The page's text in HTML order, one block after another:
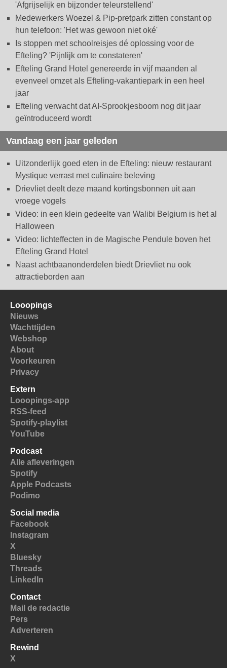
'Afgrijselijk en bijzonder teleurstellend'
Medewerkers Woezel & Pip-pretpark zitten constant op
hun telefoon: 'Het was gewoon niet oké'
Is stoppen met schoolreisjes dé oplossing voor de
Efteling? 'Pijnlijk om te constateren'
Efteling Grand Hotel genereerde in vijf maanden al
evenveel omzet als Efteling-vakantiepark in een heel
jaar
Efteling verwacht dat AI-Sprookjesboom nog dit jaar
geïntroduceerd wordt
Vandaag een jaar geleden
Uitzonderlijk goed eten in de Efteling: nieuw restaurant
Mystique verrast met culinaire beleving
Drievliet deelt deze maand kortingsbonnen uit aan
vroege vogels
Video: in een klein gedeelte van Walibi Belgium is het al
Halloween
Video: lichteffecten in de Magische Pendule boven het
Efteling Grand Hotel
Naast achtbaanonderdelen biedt Drievliet nu ook
attractieborden aan
Looopings
Nieuws
Wachttijden
Webshop
About
Voorkeuren
Privacy
Extern
Looopings-app
RSS-feed
Spotify-playlist
YouTube
Podcast
Alle afleveringen
Spotify
Apple Podcasts
Podimo
Social media
Facebook
Instagram
X
Bluesky
Threads
LinkedIn
Contact
Mail de redactie
Pers
Adverteren
Rewind
X